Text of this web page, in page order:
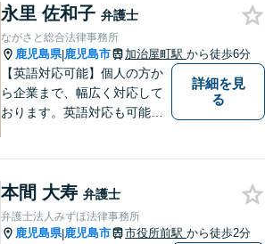
す。困ったらすぐにご相談く
ださい。
永里 佐和子 弁護士
ながさと総合法律事務所
鹿児島県|鹿児島市 加治屋町駅 から徒歩6分
【英語対応可能】個人の方か
ら企業まで、幅広く対応して
おります。英語対応も可能で
詳細を見
る
本間 大寿 弁護士
弁護士法人みずほ法律事務所
鹿児島県|鹿児島市 市役所前駅 から徒歩2分